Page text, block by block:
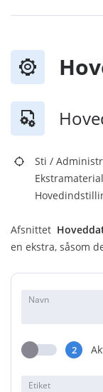
Sti /
Afsnittet
en ekstra, såsom
Navn
2
Etiket